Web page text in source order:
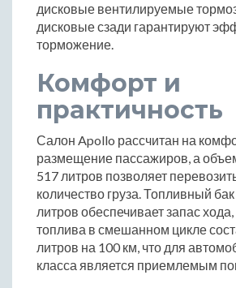
дисковые вентилируемые
дисковые сзади гарантируют
торможение.
Комфорт и
практичность
Салон Apollo рассчитан на
размещение пассажиров, а
517 литров позволяет
количество груза. Топливный
литров обеспечивает запас
топлива в смешанном цикле
литров на 100 км, что для
класса является приемлемым